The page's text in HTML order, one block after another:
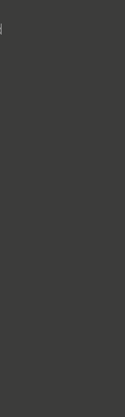
indem Sie
Ende der